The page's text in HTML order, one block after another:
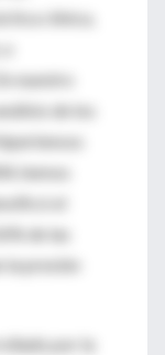
clínica,
nuestro
de los
hemos
el
de las
la presión
por la